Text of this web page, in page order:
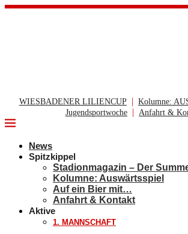
WIESBADENER LILIENCUP | Kolumne:
Jugendsportwoche | Anfahrt &
News
Spitzkippel
Stadionmagazin – Der
Kolumne: Auswärtsspiel
Auf ein Bier mit…
Anfahrt & Kontakt
Aktive
1. MANNSCHAFT